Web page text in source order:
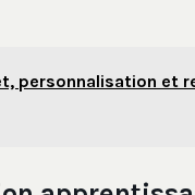
personnalisation et